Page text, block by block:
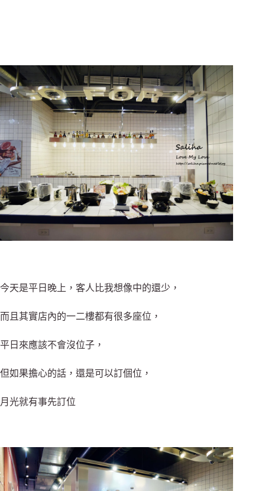
今天是平日晚上，客人比我想像中的還少，
而且其實店內的一二樓都有很多座位，
平日來應該不會沒位子，
但如果擔心的話，還是可以訂個位，
月光就有事先訂位